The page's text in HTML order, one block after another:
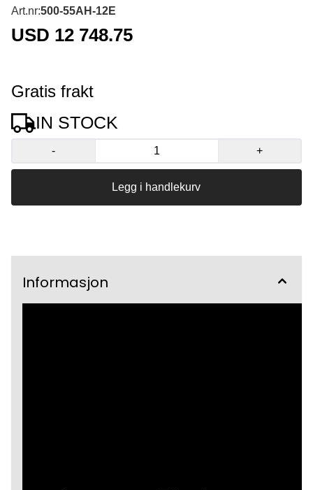
Art.nr:500-55AH-12E
USD 12 748.75
Gratis frakt
IN STOCK
- +
Legg i handlekurv
Informasjon